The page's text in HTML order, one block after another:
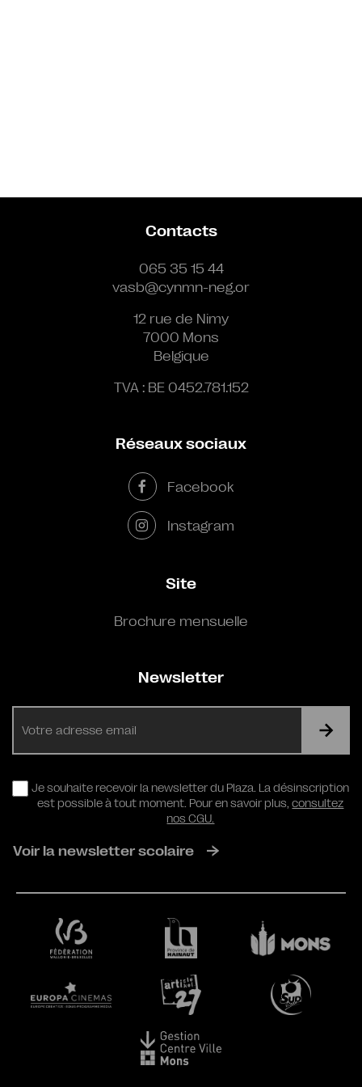
Contacts
065 35 15 44
vasb@cynmn-neg.or
12 rue de Nimy
7000 Mons
Belgique
TVA : BE 0452.781.152
Réseaux sociaux
Facebook
Instagram
Site
Brochure mensuelle
Newsletter
RGPD
Je souhaite recevoir la newsletter du Plaza. La désinscription
est possible à tout moment. Pour en savoir plus,consultez
nos CGU.
Voir la newsletter scolaire